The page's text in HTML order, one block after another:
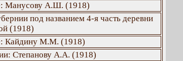
Манусову А.Ш. (1918)
под названием 4-я часть деревни
(1918)
Кайдину М.М. (1918)
Степанову А.А. (1918)